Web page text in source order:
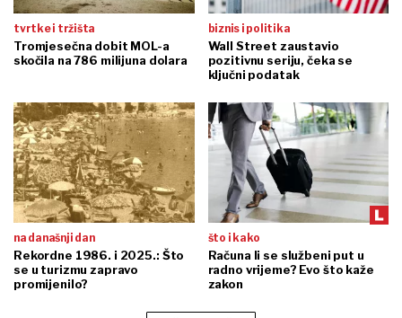
tvrtke i tržišta
Tromjesečna dobit MOL-a
skočila na 786 milijuna dolara
biznis i politika
Wall Street zaustavio
pozitivnu seriju, čeka se
ključni podatak
na današnji dan
Rekordne 1986. i 2025.: Što
se u turizmu zapravo
promijenilo?
što i kako
Računa li se službeni put u
radno vrijeme? Evo što kaže
zakon